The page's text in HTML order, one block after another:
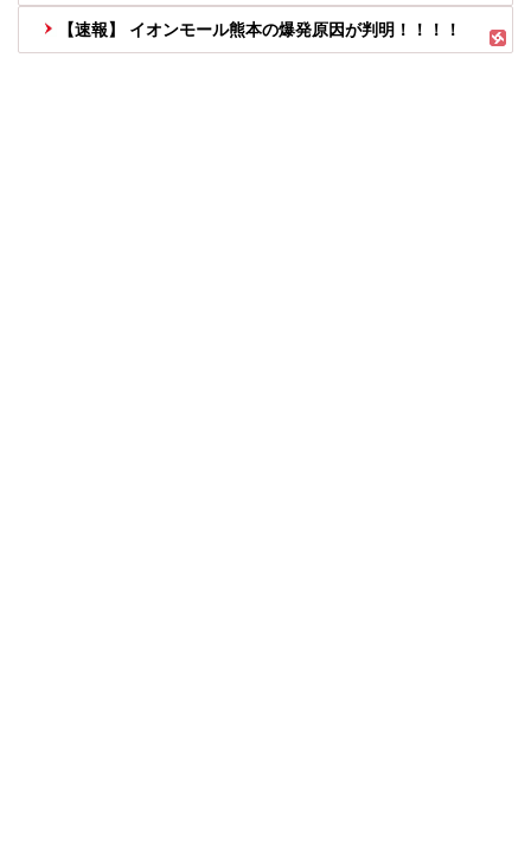
【速報】 イオンモール熊本の爆発原因が判明！！！！